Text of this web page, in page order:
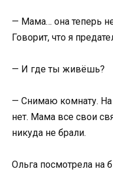
— Мама… она теперь
Говорит, что я
— И где ты живёшь?
— Снимаю комнату. На
нет. Мама все свои
никуда не брали.
Ольга посмотрела